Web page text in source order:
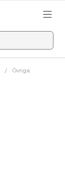
/
Övriga